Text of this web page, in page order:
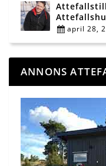
april 28,
ANNONS